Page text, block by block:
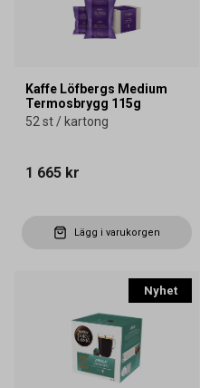
Kaffe Löfbergs Medium
Termosbrygg 115g
52 st / kartong
1 665 kr
Lägg i varukorgen
Nyhet